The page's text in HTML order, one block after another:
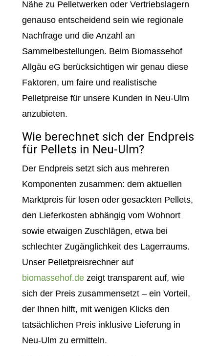
Nähe zu Pelletwerken oder Vertriebslagern
genauso entscheidend sein wie regionale
Nachfrage und die Anzahl an
Sammelbestellungen. Beim Biomassehof
Allgäu eG berücksichtigen wir genau diese
Faktoren, um faire und realistische
Pelletpreise für unsere Kunden in Neu-Ulm
anzubieten.
Wie berechnet sich der Endpreis
für Pellets in Neu-Ulm?
Der Endpreis setzt sich aus mehreren
Komponenten zusammen: dem aktuellen
Marktpreis für losen oder gesackten Pellets,
den Lieferkosten abhängig vom Wohnort
sowie etwaigen Zuschlägen, etwa bei
schlechter Zugänglichkeit des Lagerraums.
Unser Pelletpreisrechner auf
biomassehof.dezeigt transparent auf, wie
sich der Preis zusammensetzt – ein Vorteil,
der Ihnen hilft, mit wenigen Klicks den
tatsächlichen Preis inklusive Lieferung in
Neu-Ulm zu ermitteln.